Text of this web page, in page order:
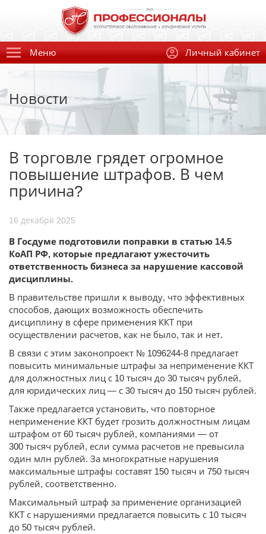
Меню Личный кабинет
Новости
В торговле грядет огромное
повышение штрафов. В чем
причина?
16 декабря 2025
В Госдуме подготовили поправки в статью 14.5
КоАП РФ, которые предлагают ужесточить
ответственность бизнеса за нарушение кассовой
дисциплины.
В правительстве пришли к выводу, что эффективных
способов, дающих возможность обеспечить
дисциплину в сфере применения ККТ при
осуществлении расчетов, как не было, так и нет.
В связи с этим законопроект № 1096244-8 предлагает
повысить минимальные штрафы за неприменение ККТ
для должностных лиц с 10 тысяч до 30 тысяч рублей,
для юридических лиц — с 30 тысяч до 150 тысяч рублей.
Также предлагается установить, что повторное
неприменение ККТ будет грозить должностным лицам
штрафом от 60 тысяч рублей, компаниями — от
300 тысяч рублей, если сумма расчетов не превысила
один млн рублей. За многократные нарушения
максимальные штрафы составят 150 тысяч и 750 тысяч
рублей, соответственно.
Максимальный штраф за применение организацией
ККТ с нарушениями предлагается повысить с 10 тысяч
до 50 тысяч рублей.